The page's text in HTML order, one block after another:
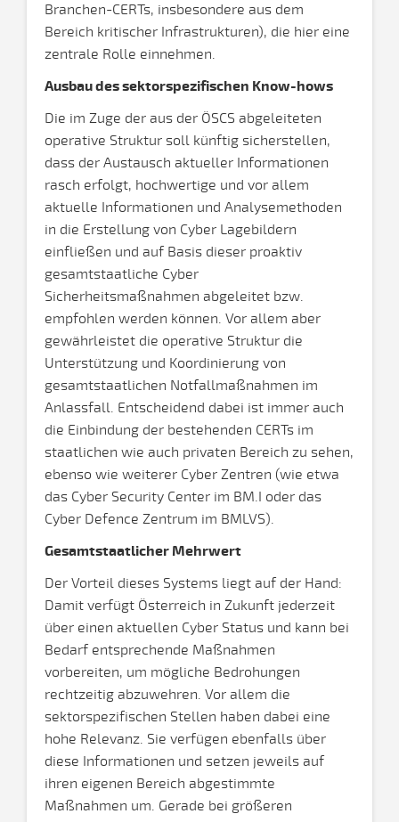
Branchen-CERTs, insbesondere aus dem
Bereich kritischer Infrastrukturen), die hier eine
zentrale Rolle einnehmen.
Ausbau des sektorspezifischen Know-hows
Die im Zuge der aus der ÖSCS abgeleiteten
operative Struktur soll künftig sicherstellen,
dass der Austausch aktueller Informationen
rasch erfolgt, hochwertige und vor allem
aktuelle Informationen und Analysemethoden
in die Erstellung von Cyber Lagebildern
einfließen und auf Basis dieser proaktiv
gesamtstaatliche Cyber
Sicherheitsmaßnahmen abgeleitet bzw.
empfohlen werden können. Vor allem aber
gewährleistet die operative Struktur die
Unterstützung und Koordinierung von
gesamtstaatlichen Notfallmaßnahmen im
Anlassfall. Entscheidend dabei ist immer auch
die Einbindung der bestehenden CERTs im
staatlichen wie auch privaten Bereich zu sehen,
ebenso wie weiterer Cyber Zentren (wie etwa
das Cyber Security Center im BM.I oder das
Cyber Defence Zentrum im BMLVS).
Gesamtstaatlicher Mehrwert
Der Vorteil dieses Systems liegt auf der Hand:
Damit verfügt Österreich in Zukunft jederzeit
über einen aktuellen Cyber Status und kann bei
Bedarf entsprechende Maßnahmen
vorbereiten, um mögliche Bedrohungen
rechtzeitig abzuwehren. Vor allem die
sektorspezifischen Stellen haben dabei eine
hohe Relevanz. Sie verfügen ebenfalls über
diese Informationen und setzen jeweils auf
ihren eigenen Bereich abgestimmte
Maßnahmen um. Gerade bei größeren